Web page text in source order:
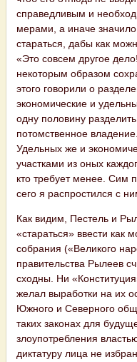
справедливым и
мерами, а иначе
стараться, дабы как
«Это совсем другое
некоторым образом
этого говорили о
экономические и
одну половину
потомственное
Удельных же и
участками из оных
кто требует менее. Сим
сего я распростился с
Как видим, Пестель и
«стараться» ввести как
собрания («Великого
правительства Рылеев
сходны. Ни
желал выработки на их
Южного и Северного
таких законах для
злоупотребления
диктатуру лица не